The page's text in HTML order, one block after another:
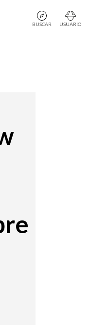
BUSCAR USUARIO